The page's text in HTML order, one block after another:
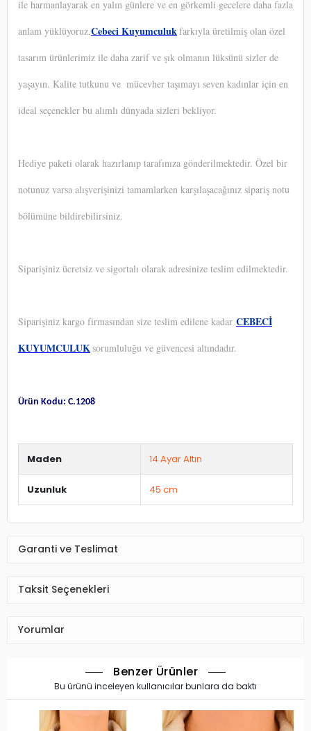
ile harmanlayarak en yalın günlere ve en görkemli gecelere daha fazla
anlam yüklüyoruz.Cebeci Kuyumculukfarkıyla üretilmiş olan özel
tasarım ürünlerimiz ile daha zarif ve şık olmanın lüksünü sizler de
yaşayın. Kalite tutkunu ve mücevher taşımayı seven kadınlar için en
ideal seçenekler bu alımlı dünyada sizleri bekliyor.
Hediye paketi olarak hazırlanıp tarafınıza gönderilmektedir. Özel bir
notunuz varsa alışverişinizi tamamlarken karşılaşacağınız sipariş notu
bölümüne bildirebilirsiniz.
Siparişiniz ücretsiz ve sigortalı olarak adresinize teslim edilmektedir.
Siparişiniz kargo firmasından size teslim edilene kadar CEBECİ
KUYUMCULUKsorumluluğu ve güvencesi altındadır.
Ürün Kodu: C.1208
Maden 14 Ayar Altın
Uzunluk 45 cm
Garanti ve Teslimat
Taksit Seçenekleri
Yorumlar
Benzer Ürünler
Bu ürünü inceleyen kullanıcılar bunlara da baktı